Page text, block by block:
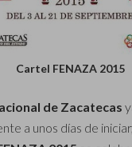
Cartel FENAZA 2015
de Zacatecas
a unos días de